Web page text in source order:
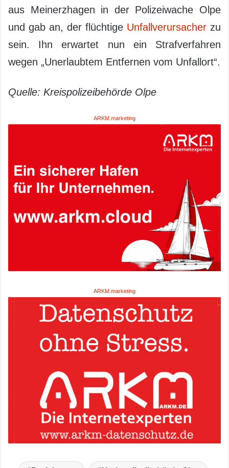
aus Meinerzhagen in der Polizeiwache Olpe
und gab an, der flüchtige Unfallverursacher zu
sein. Ihn erwartet nun ein Strafverfahren
wegen „Unerlaubtem Entfernen vom Unfallort“.
Quelle: Kreispolizeibehörde Olpe
ARKM.marketing
ARKM.marketing